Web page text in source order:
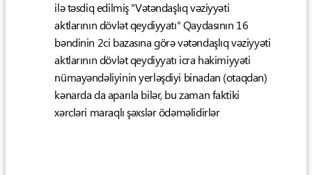
ilə təsdiq edilmiş "Vətəndaşlıq vəziyyəti
aktlarının dövlət qeydiyyatı" Qaydasının 16
bəndinin 2ci bazasına görə vətəndaşlıq vəziyyəti
aktlarının dövlət qeydiyyatı icra hakimiyyəti
nümayəndəliyinin yerləşdiyi binadan (otaqdan)
kənarda da aparıla bilər, bu zaman faktiki
xərcləri maraqlı şəxslər ödəməlidirlər